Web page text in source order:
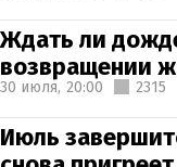
Ждать ли
возвращении
30 июля, 20:00 2315
Июль